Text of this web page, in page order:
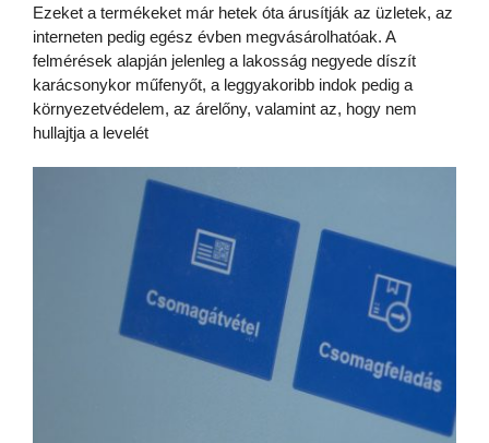
Ezeket a termékeket már hetek óta árusítják az üzletek, az
interneten pedig egész évben megvásárolhatóak. A
felmérések alapján jelenleg a lakosság negyede díszít
karácsonykor műfenyőt, a leggyakoribb indok pedig a
környezetvédelem, az árelőny, valamint az, hogy nem
hullajtja a levelét